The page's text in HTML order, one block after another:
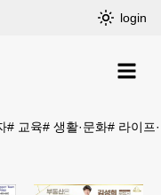
login
# 교육# 생활·문화# 라이프